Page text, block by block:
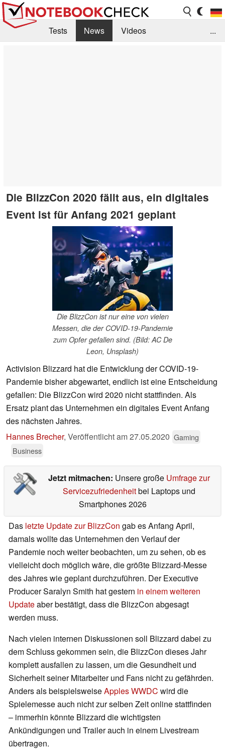
Tests News
Videos
...
Die BlizzCon 2020 fällt aus, ein digitales
Event ist für Anfang 2021 geplant
Die BlizzCon ist nur eine von vielen
Messen, die der COVID-19-Pandemie
zum Opfer gefallen sind. (Bild: AC De
Leon, Unsplash)
Activision Blizzard hat die Entwicklung der COVID-19-
Pandemie bisher abgewartet, endlich ist eine Entscheidung
gefallen: Die BlizzCon wird 2020 nicht stattfinden. Als
Ersatz plant das Unternehmen ein digitales Event Anfang
des nächsten Jahres.
Hannes Brecher, Veröffentlicht am27.05.2020 Gaming
Business
Jetzt mitmachen: Unsere große Umfrage zur
Servicezufriedenheitbei Laptops und
Smartphones 2026
Das letzte Update zur BlizzCon gab es Anfang April,
damals wollte das Unternehmen den Verlauf der
Pandemie noch weiter beobachten, um zu sehen, ob es
vielleicht doch möglich wäre, die größte Blizzard-Messe
des Jahres wie geplant durchzuführen. Der Executive
Producer Saralyn Smith hat gestern in einem weiteren
Updateaber bestätigt, dass die BlizzCon abgesagt
werden muss.
Nach vielen internen Diskussionen soll Blizzard dabei zu
dem Schluss gekommen sein, die BlizzCon dieses Jahr
komplett ausfallen zu lassen, um die Gesundheit und
Sicherheit seiner Mitarbeiter und Fans nicht zu gefährden.
Anders als beispielsweiseApples WWDC wird die
Spielemesse auch nicht zur selben Zeit online stattfinden
– immerhin könnte Blizzard die wichtigsten
Ankündigungen und Trailer auch in einem Livestream
übertragen.